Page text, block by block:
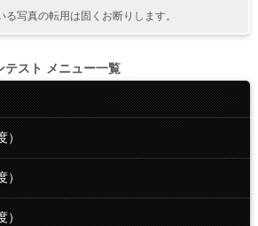
る写真の転用は固くお断りします。
テスト メニュー一覧
）
）
）